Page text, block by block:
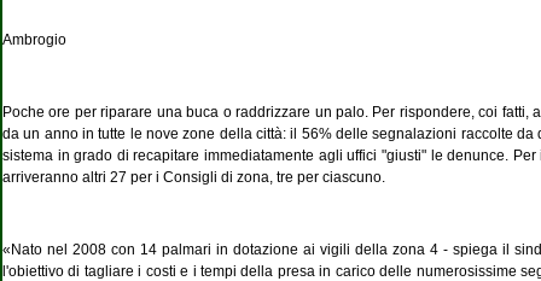
Ambrogio
Poche ore per riparare una buca o raddrizzare un palo. Per rispondere, coi
da un anno in tutte le nove zone della città: il 56% delle segnalazioni raccolte
sistema in grado di recapitare immediatamente agli uffici "giusti" le denunce.
arriveranno altri 27 per i Consigli di zona, tre per ciascuno.
«Nato nel 2008 con 14 palmari in dotazione ai vigili della zona 4 - spiega il
l'obiettivo di tagliare i costi e i tempi della presa in carico delle numerosissime